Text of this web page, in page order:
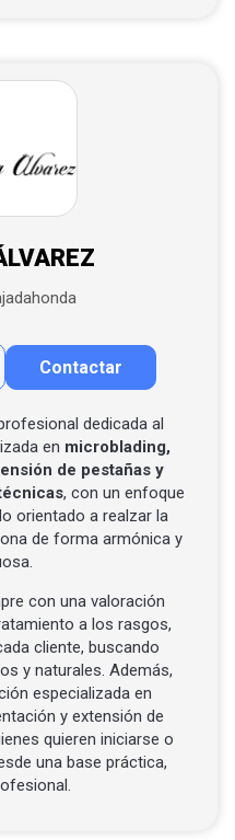
Contactar
por correo
por teléfono
por Whatsapp
dedicada al
en microblading,
de pestañas y
, con un enfoque
orientado a realzar la
de forma armónica y
con una valoración
a los rasgos,
cliente, buscando
y naturales. Además,
especializada en
y extensión de
quieren iniciarse o
una base práctica,